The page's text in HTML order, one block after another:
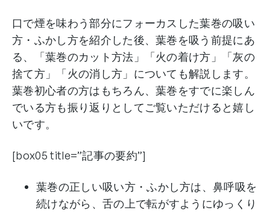
口で煙を味わう部分にフォーカスした葉巻の吸い
方・ふかし方を紹介した後、葉巻を吸う前提にあ
る、「葉巻のカット方法」「火の着け方」「灰の
捨て方」「火の消し方」についても解説します。
葉巻初心者の方はもちろん、葉巻をすでに楽しん
でいる方も振り返りとしてご覧いただけると嬉し
いです。
[box05 title=”記事の要約”]
葉巻の正しい吸い方・ふかし方は、鼻呼吸を
続けながら、舌の上で転がすようにゆっくり